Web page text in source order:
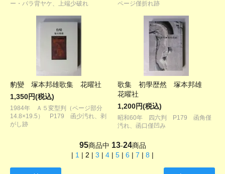
ー・パラ背ヤケ、上端少破れ
ページ僅折れ跡
豹變 塚本邦雄歌集 花曜社
1,350円(税込)
1984年 Ａ５変型判（ページ部分
14.8×19.5） P179 函少汚れ、剥
がし跡
歌集 初學歴然 塚本邦雄
花曜社
1,200円(税込)
昭和60年 四六判 P179 函角僅
汚れ、函口僅凹み
95商品中 13-24商品
| 1 | 2 | 3 | 4 | 5 | 6 | 7 | 8 |